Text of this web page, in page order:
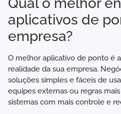
aplicativos de
empresa?
O melhor aplicativo de ponto é
realidade da sua empresa.
soluções simples e fáceis de
equipes externas ou regras
sistemas com mais controle e